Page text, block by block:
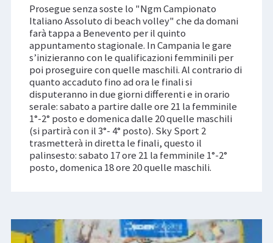
Prosegue senza soste lo "Ngm Campionato
Italiano Assoluto di beach volley" che da domani
farà tappa a Benevento per il quinto
appuntamento stagionale. In Campania le gare
s’inizieranno con le qualificazioni femminili per
poi proseguire con quelle maschili. Al contrario di
quanto accaduto fino ad ora le finali si
disputeranno in due giorni differenti e in orario
serale: sabato a partire dalle ore 21 la femminile
1°-2° posto e domenica dalle 20 quelle maschili
(si partirà con il 3°- 4° posto). Sky Sport 2
trasmetterà in diretta le finali, questo il
palinsesto: sabato 17 ore 21 la femminile 1°-2°
posto, domenica 18 ore 20 quelle maschili.